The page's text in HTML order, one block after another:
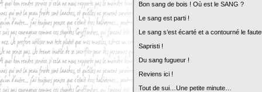
Bon sang de bois ! Où est le SANG ?
Le sang est parti !
Le sang s’est écarté et a contourné le
Sapristi !
Du sang fugueur !
Reviens ici !
Tout de sui…Une petite minute…